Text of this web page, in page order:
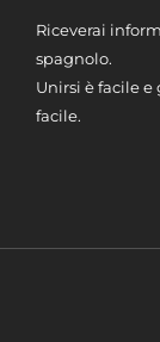
Riceverai
spagnolo.
Unirsi è facile
facile.